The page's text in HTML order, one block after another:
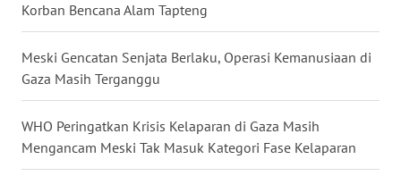
Korban Bencana Alam Tapteng
Meski Gencatan Senjata Berlaku, Operasi Kemanusiaan di
Gaza Masih Terganggu
WHO Peringatkan Krisis Kelaparan di Gaza Masih
Mengancam Meski Tak Masuk Kategori Fase Kelaparan
BENGKULU
WN
LAMPUNG
WN
JATENG